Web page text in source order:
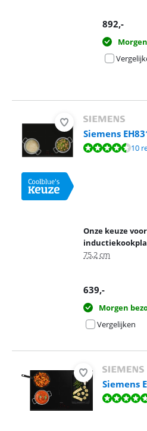
892,-
Siemens
Beoordeling is 9,4 van de 10, 10
Onze keuze
75,2 cm
639,-
Morgen
Vergelijken
Siemens
Beoordeling is 9,7 van de 10,